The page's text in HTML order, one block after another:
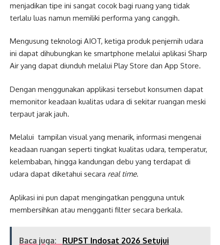
menjadikan tipe ini sangat cocok bagi ruang yang tidak
terlalu luas namun memiliki performa yang canggih.
Mengusung teknologi AIOT, ketiga produk penjernih udara
ini dapat dihubungkan ke smartphone melalui aplikasi Sharp
Air yang dapat diunduh melalui Play Store dan App Store.
Dengan menggunakan applikasi tersebut konsumen dapat
memonitor keadaan kualitas udara di sekitar ruangan meski
terpaut jarak jauh.
Melalui tampilan visual yang menarik, informasi mengenai
keadaan ruangan seperti tingkat kualitas udara, temperatur,
kelembaban, hingga kandungan debu yang terdapat di
udara dapat diketahui secara real time.
Aplikasi ini pun dapat mengingatkan pengguna untuk
membersihkan atau mengganti filter secara berkala.
Baca juga: RUPST Indosat 2026 Setujui